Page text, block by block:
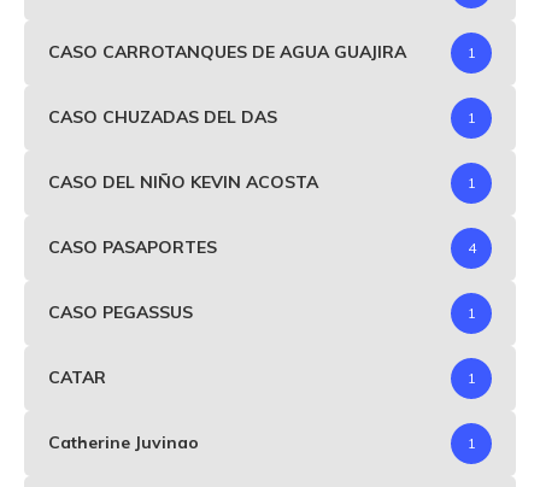
CASO CARROTANQUES DE AGUA GUAJIRA 1
CASO CHUZADAS DEL DAS 1
CASO DEL NIÑO KEVIN ACOSTA 1
CASO PASAPORTES 4
CASO PEGASSUS 1
CATAR 1
Catherine Juvinao 1